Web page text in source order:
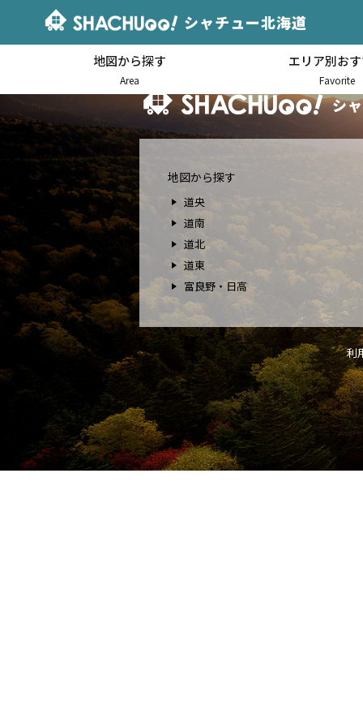
シャチュー北海道
地図から探す
Area
エリア別お
Favorite
北海道キャンピングカー車中泊
シ
地図から探す
道央
道南
道北
道東
富良野・日高
利